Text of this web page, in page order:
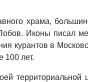
храма,
Иконы писал
курантов в
100 лет.
территориальной